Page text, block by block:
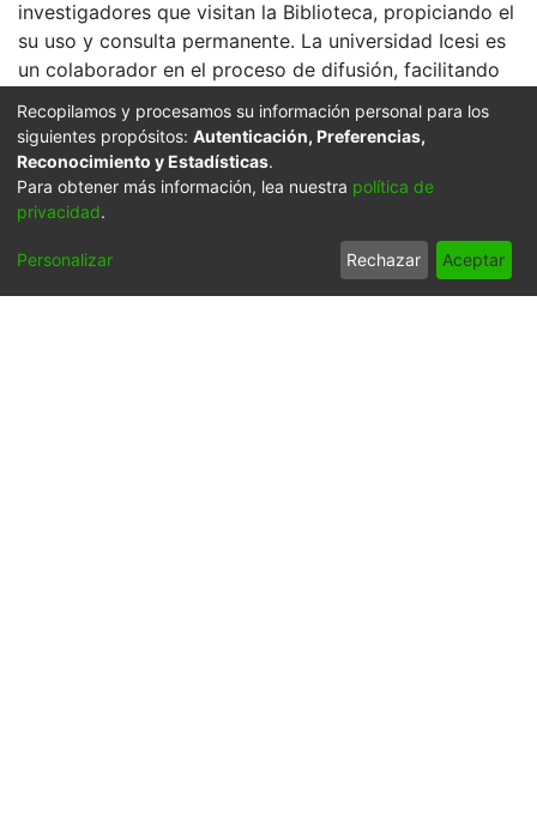
investigadores que visitan la Biblioteca, propiciando el
su uso y consulta permanente. La universidad Icesi es
un colaborador en el proceso de difusión, facilitando
Click on the image to open the gallery.
Citation
s. n. & s. n. (1956). Buque en su arribo a la Bahía &
602926. BUENAVENTURA: Biblioteca Departamental
Recopilamos y procesamos su información personal para los
siguientes propósitos: Autenticación, Preferencias,
Reconocimiento y Estadísticas.
Para obtener más información, lea nuestra política de
privacidad.
Personalizar Rechazar Aceptar